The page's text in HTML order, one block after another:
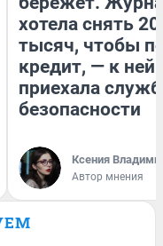
хотела снять
тысяч, чтобы
кредит, — к
приехала
безопасности
Ксения
Автор мнения